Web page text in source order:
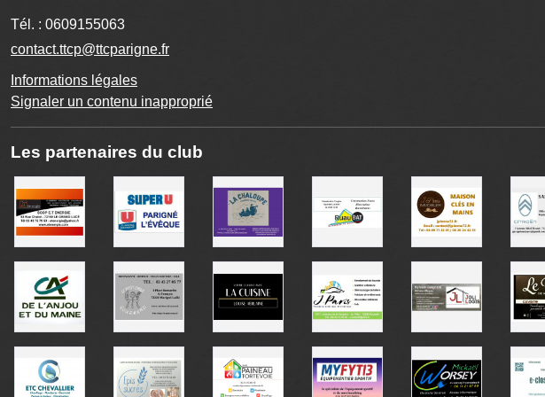
Tél. : 0609155063
contact.ttcp@ttcparigne.fr
Informations légales
Signaler un contenu inapproprié
Les partenaires du club